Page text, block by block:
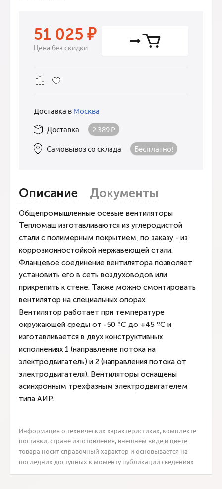
51 025 ₽
Цена без скидки
Доставка в Москва
Доставка
2 389₽
Самовывоз со склада Бесплатно!
Описание Документы
Общепромышленные осевые вентиляторы
Тепломаш изготавливаются из углеродистой
стали с полимерным покрытием, по заказу - из
коррозионностойкой нержавеющей стали.
Фланцевое соединение вентилятора позволяет
установить его в сеть воздуховодов или
прикрепить к стене. Также можно смонтировать
вентилятор на специальных опорах.
Вентилятор работает при температуре
окружающей среды от -50 ºС до +45 ºС и
изготавливается в двух конструктивных
исполнениях 1 (направление потока на
электродвигатель) и 2 (направления потока от
электродвигателя). Вентиляторы оснащены
асинхронным трехфазным электродвигателем
типа АИР.
Информация о технических характеристиках, комплекте
поставки, стране изготовления, внешнем виде и цвете
товара носит справочный характер и основывается на
последних доступных к моменту публикации сведениях